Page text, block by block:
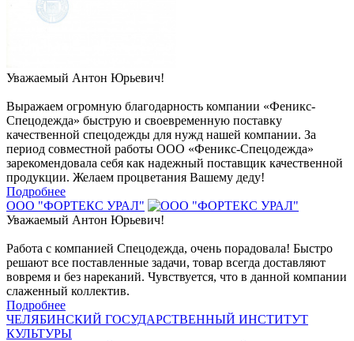
Уважаемый Антон Юрьевич!
Выражаем огромную благодарность компании «Феникс-
Спецодежда» быструю и своевременную поставку
качественной спецодежды для нужд нашей компании. За
период совместной работы ООО «Феникс-Спецодежда»
зарекомендовала себя как надежный поставщик качественной
продукции. Желаем процветания Вашему деду!
Подробнее
ООО "ФОРТЕКС УРАЛ"
Уважаемый Антон Юрьевич!
Работа с компанией Спецодежда, очень порадовала! Быстро
решают все поставленные задачи, товар всегда доставляют
вовремя и без нареканий. Чувствуется, что в данной компании
слаженный коллектив.
Подробнее
ЧЕЛЯБИНСКИЙ ГОСУДАРСТВЕННЫЙ ИНСТИТУТ
КУЛЬТУРЫ